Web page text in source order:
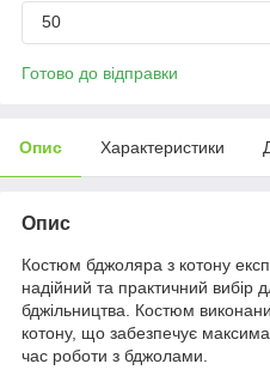
50
Готово до відправки
Опис Характеристики
Опис
Костюм бджоляра з котону
надійний та практичний вибір
бджільництва. Костюм
котону, що забезпечує
час роботи з бджолами.